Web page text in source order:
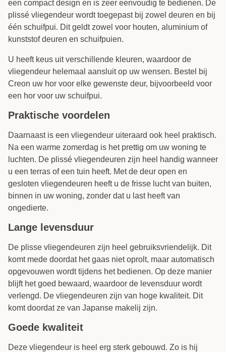
een compact design en is zeer eenvoudig te bedienen. De
plissé vliegendeur wordt toegepast bij zowel deuren en bij
één schuifpui. Dit geldt zowel voor houten, aluminium of
kunststof deuren en schuifpuien.
U heeft keus uit verschillende kleuren, waardoor de
vliegendeur helemaal aansluit op uw wensen. Bestel bij
Creon uw hor voor elke gewenste deur, bijvoorbeeld voor
een hor voor uw schuifpui.
Praktische voordelen
Daarnaast is een vliegendeur uiteraard ook heel praktisch.
Na een warme zomerdag is het prettig om uw woning te
luchten. De plissé vliegendeuren zijn heel handig wanneer
u een terras of een tuin heeft. Met de deur open en
gesloten vliegendeuren heeft u de frisse lucht van buiten,
binnen in uw woning, zonder dat u last heeft van
ongedierte.
Lange levensduur
De plisse vliegendeuren zijn heel gebruiksvriendelijk. Dit
komt mede doordat het gaas niet oprolt, maar automatisch
opgevouwen wordt tijdens het bedienen. Op deze manier
blijft het goed bewaard, waardoor de levensduur wordt
verlengd. De vliegendeuren zijn van hoge kwaliteit. Dit
komt doordat ze van Japanse makelij zijn.
Goede kwaliteit
Deze vliegendeur is heel erg sterk gebouwd. Zo is hij